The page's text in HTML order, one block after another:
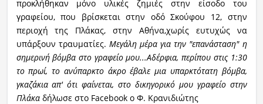
προκλήθηκαν μόνο υλικές ζημιές στην είσοδο του
γραφείου, που βρίσκεται στην οδό Σκούφου 12, στην
περιοχή της Πλάκας, στην Αθήνα,χωρίς ευτυχώς να
υπάρξουν τραυματίες. Μεγάλη μέρα για την "επανάσταση" η
σημερινή βόμβα στο γραφείο μου...Αδέρφια, περίπου στις 1:30
το πρωί, το ανύπαρκτο άκρο έβαλε μια υπαρκτότατη βόμβα,
γκαζάκια απ' ότι φαίνεται, στο δικηγορικό μου γραφείο στην
Πλάκαδήλωσε στο Facebook o Φ. Κρανιδιώτης